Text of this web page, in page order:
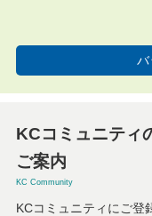
バ
KCコミュニティ
ご案内
KC Community
KCコミュニティにご登